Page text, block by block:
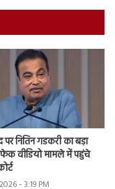
पर नितिन गडकरी का बड़ा
वीडियो मामले में पहुंचे
- 3:19 PM